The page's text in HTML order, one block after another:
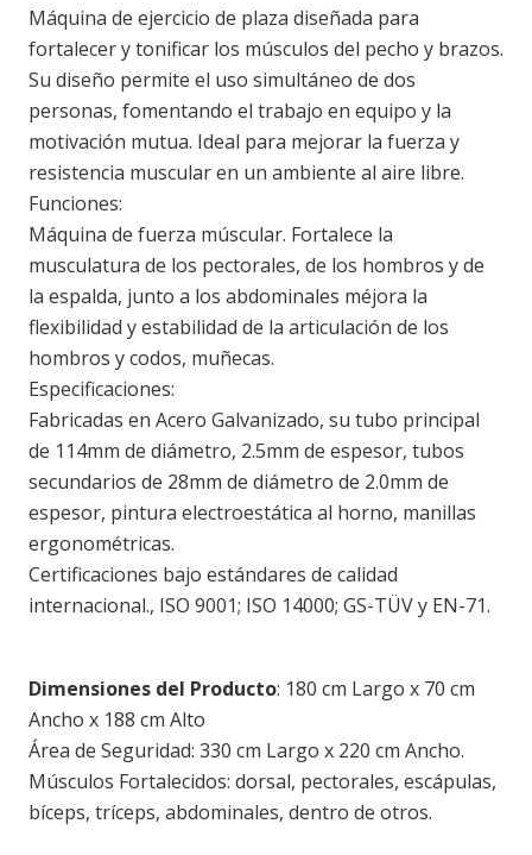
Máquina de ejercicio de plaza diseñada para
fortalecer y tonificar los músculos del pecho y brazos.
Su diseño permite el uso simultáneo de dos
personas, fomentando el trabajo en equipo y la
motivación mutua. Ideal para mejorar la fuerza y
resistencia muscular en un ambiente al aire libre.
Funciones:
Máquina de fuerza múscular. Fortalece la
musculatura de los pectorales, de los hombros y de
la espalda, junto a los abdominales méjora la
flexibilidad y estabilidad de la articulación de los
hombros y codos, muñecas.
Especificaciones:
Fabricadas en Acero Galvanizado, su tubo principal
de 114mm de diámetro, 2.5mm de espesor, tubos
secundarios de 28mm de diámetro de 2.0mm de
espesor, pintura electroestática al horno, manillas
ergonométricas.
Certificaciones bajo estándares de calidad
internacional., ISO 9001; ISO 14000; GS-TÜV y EN-71.
Dimensiones del Producto: 180 cm Largo x 70 cm
Ancho x 188 cm Alto
Área de Seguridad: 330 cm Largo x 220 cm Ancho.
Músculos Fortalecidos: dorsal, pectorales, escápulas,
bíceps, tríceps, abdominales, dentro de otros.